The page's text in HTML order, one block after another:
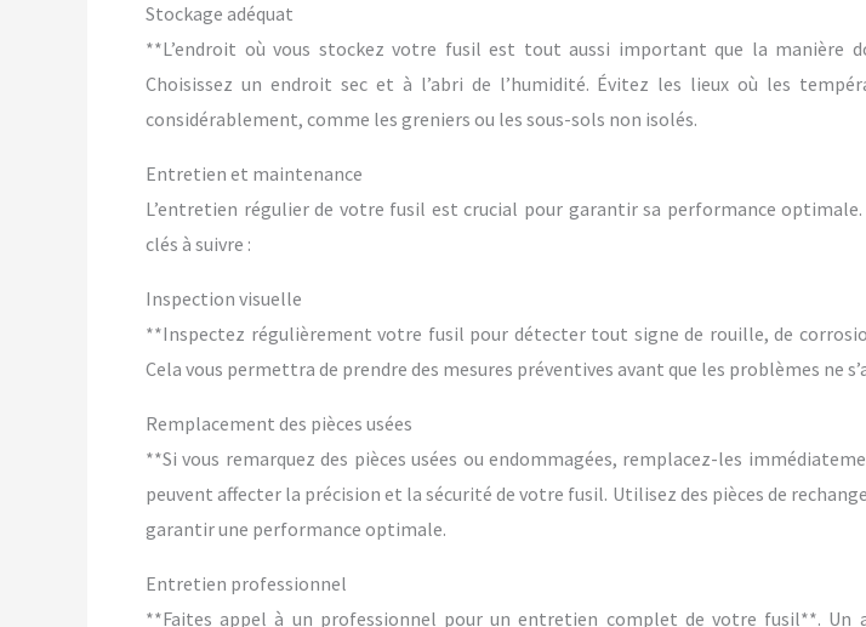
Stockage adéquat
**L’endroit où vous stockez votre fusil est tout aussi important que la manière
Choisissez un endroit sec et à l’abri de l’humidité. Évitez les lieux où les
considérablement, comme les greniers ou les sous-sols non isolés.
Entretien et maintenance
L’entretien régulier de votre fusil est crucial pour garantir sa performance optimale.
clés à suivre :
Inspection visuelle
**Inspectez régulièrement votre fusil pour détecter tout signe de rouille, de
Cela vous permettra de prendre des mesures préventives avant que les problèmes ne
Remplacement des pièces usées
**Si vous remarquez des pièces usées ou endommagées, remplacez-les
peuvent affecter la précision et la sécurité de votre fusil. Utilisez des pièces de
garantir une performance optimale.
Entretien professionnel
**Faites appel à un professionnel pour un entretien complet de votre fusil**. Un